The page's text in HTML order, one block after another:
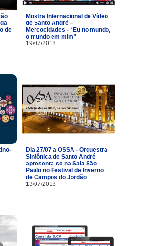
de
Mostra Internacional de Vídeo
de Santo André –
Mercocidades - “Eu no mundo,
o mundo em mim”
19/07/2018
Dia 27/07 a OSSA - Orquestra
Sinfônica de Santo André
apresenta-se na Sala São
Paulo no Festival de Inverno
de Campos do Jordão
13/07/2018